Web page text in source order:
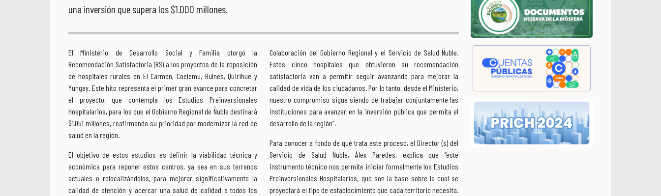
una inversión que supera los $1.000 millones.
El Ministerio de Desarrollo Social y Familia otorgó la
Recomendación Satisfactoria (RS) a los proyectos de la reposición
de hospitales rurales en El Carmen, Coelemu, Bulnes, Quirihue y
Yungay. Este hito representa el primer gran avance para concretar
el proyecto, que contempla los Estudios Preinversionales
Hospitalarios, para los que el Gobierno Regional de Ñuble destinará
$1.051 millones, reafirmando su prioridad por modernizar la red de
salud en la región.
El objetivo de estos estudios es definir la viabilidad técnica y
económica para reponer estos centros, ya sea en sus terrenos
actuales o relocalizándolos, para mejorar significativamente la
calidad de atención y acercar una salud de calidad a todos los
Colaboración del Gobierno Regional y el Servicio de Salud Ñuble.
Estos cinco hospitales que obtuvieron su recomendación
satisfactoria van a permitir seguir avanzando para mejorar la
calidad de vida de los ciudadanos. Por lo tanto, desde el Ministerio,
nuestro compromiso sigue siendo de trabajar conjuntamente las
instituciones para avanzar en la inversión pública que permita el
desarrollo de la región”.
Para conocer a fondo de qué trata este proceso, el Director (s) del
Servicio de Salud Ñuble, Álex Paredes, explica que ‘‘este
instrumento técnico nos permite iniciar formalmente los Estudios
Preinversionales Hospitalarios, que son la base sobre la cual se
proyectará el tipo de establecimiento que cada territorio necesita.